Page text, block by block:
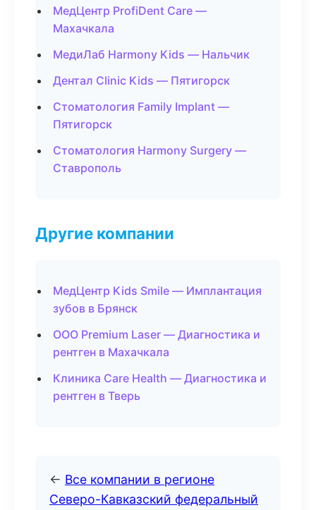
МедЦентр ProfiDent Care —
Махачкала
МедиЛаб Harmony Kids — Нальчик
Дентал Clinic Kids — Пятигорск
Стоматология Family Implant —
Пятигорск
Стоматология Harmony Surgery —
Ставрополь
Другие компании
МедЦентр Kids Smile — Имплантация
зубов в Брянск
ООО Premium Laser — Диагностика и
рентген в Махачкала
Клиника Care Health — Диагностика и
рентген в Тверь
← Все компании в регионе
Северо-Кавказский федеральный